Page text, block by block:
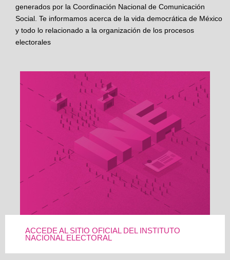
generados por la Coordinación Nacional de Comunicación
Social. Te informamos acerca de la vida democrática de México
y todo lo relacionado a la organización de los procesos
electorales
ACCEDE AL SITIO OFICIAL DEL INSTITUTO
NACIONAL ELECTORAL